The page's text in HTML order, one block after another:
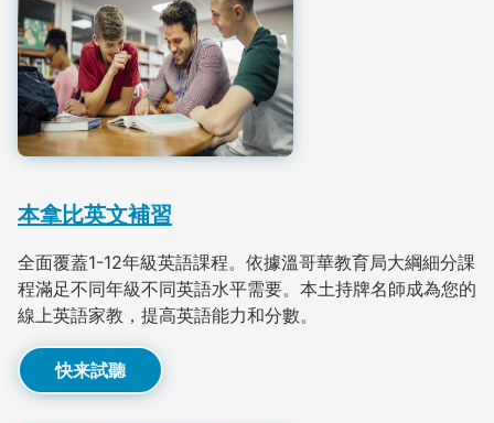
本拿比英文補習
全面覆蓋1-12年級英語課程。依據溫哥華教育局大綱細分課
程滿足不同年級不同英語水平需要。本土持牌名師成為您的
線上英語家教，提高英語能力和分數。
快来試聽